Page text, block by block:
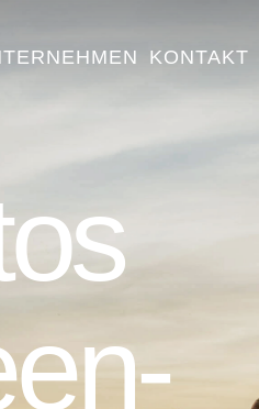
KONTAKT